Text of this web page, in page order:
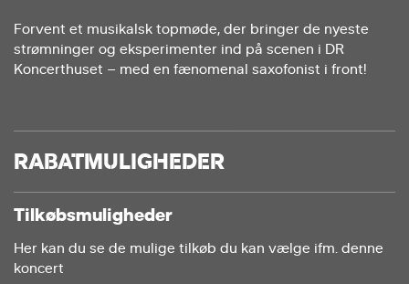
Forvent et musikalsk topmøde, der bringer de nyeste
strømninger og eksperimenter ind på scenen i DR
Koncerthuset – med en fænomenal saxofonist i front!
RABATMULIGHEDER
Tilkøbsmuligheder
Her kan du se de mulige tilkøb du kan vælge ifm. denne
koncert